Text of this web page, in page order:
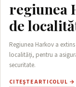
regiunea
de
Regiunea Harkov a
localități, pentru a
securitate.
CITEŞTE ARTICOLUL →